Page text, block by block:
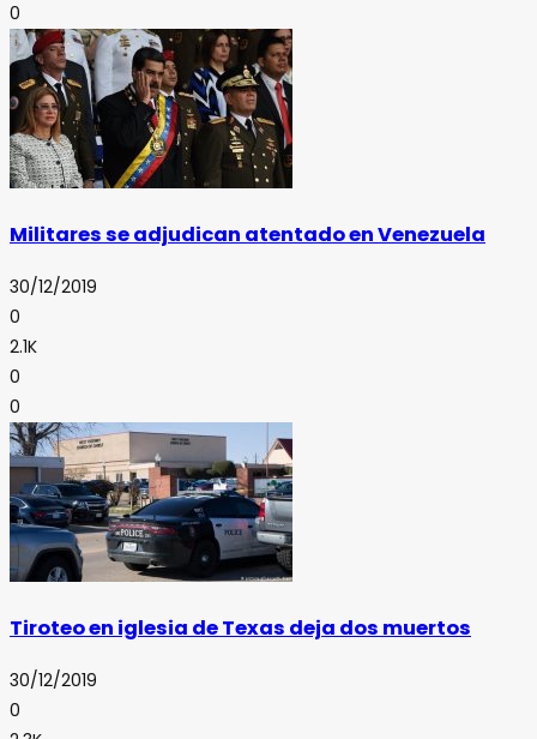
0
Militares se adjudican atentado en Venezuela
30/12/2019
0
2.1K
0
0
Tiroteo en iglesia de Texas deja dos muertos
30/12/2019
0